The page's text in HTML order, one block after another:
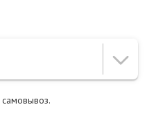
самовывоз.